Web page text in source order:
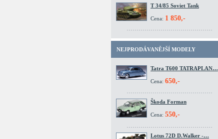
T 34/85 Soviet Tank
Cena: 1 850,-
NEJPRODÁVANĚJŠÍ MODELY
Tatra T600 TATRAPLAN…
Cena: 650,-
Škoda Forman
Cena: 550,-
Lotus 72D D.Walker -…